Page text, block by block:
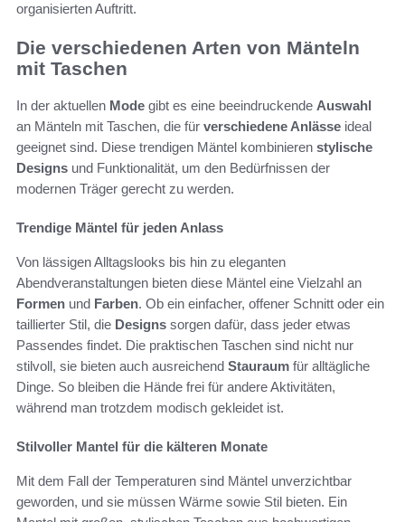
organisierten Auftritt.
Die verschiedenen Arten von Mänteln
mit Taschen
In der aktuellen Mode gibt es eine beeindruckende Auswahl
an Mänteln mit Taschen, die für verschiedene Anlässe ideal
geeignet sind. Diese trendigen Mäntel kombinieren stylische
Designs und Funktionalität, um den Bedürfnissen der
modernen Träger gerecht zu werden.
Trendige Mäntel für jeden Anlass
Von lässigen Alltagslooks bis hin zu eleganten
Abendveranstaltungen bieten diese Mäntel eine Vielzahl an
Formen und Farben. Ob ein einfacher, offener Schnitt oder ein
taillierter Stil, die Designs sorgen dafür, dass jeder etwas
Passendes findet. Die praktischen Taschen sind nicht nur
stilvoll, sie bieten auch ausreichend Stauraum für alltägliche
Dinge. So bleiben die Hände frei für andere Aktivitäten,
während man trotzdem modisch gekleidet ist.
Stilvoller Mantel für die kälteren Monate
Mit dem Fall der Temperaturen sind Mäntel unverzichtbar
geworden, und sie müssen Wärme sowie Stil bieten. Ein